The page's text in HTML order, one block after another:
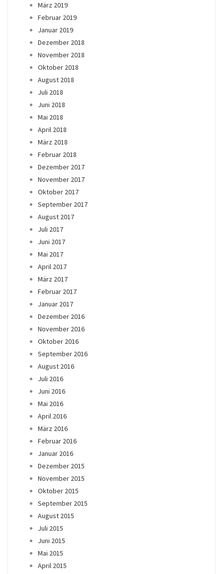
März 2019
Februar 2019
Januar 2019
Dezember 2018
November 2018
Oktober 2018
August 2018
Juli 2018
Juni 2018
Mai 2018
April 2018
März 2018
Februar 2018
Dezember 2017
November 2017
Oktober 2017
September 2017
August 2017
Juli 2017
Juni 2017
Mai 2017
April 2017
März 2017
Februar 2017
Januar 2017
Dezember 2016
November 2016
Oktober 2016
September 2016
August 2016
Juli 2016
Juni 2016
Mai 2016
April 2016
März 2016
Februar 2016
Januar 2016
Dezember 2015
November 2015
Oktober 2015
September 2015
August 2015
Juli 2015
Juni 2015
Mai 2015
April 2015